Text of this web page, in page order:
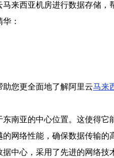
来西亚机房进行数据存储，
：
您更全面地了解阿里云马来
南亚的中心位置。这使得它
网络性能，确保数据传输的
中心，采用了先进的网络技